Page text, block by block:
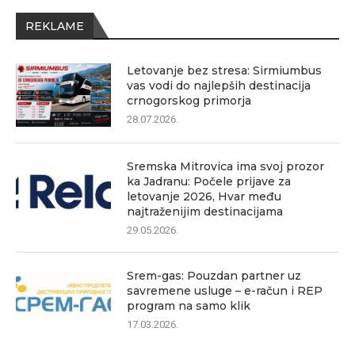
REKLAME
Letovanje bez stresa: Sirmiumbus
vas vodi do najlepših destinacija
crnogorskog primorja
28.07.2026.
Sremska Mitrovica ima svoj prozor
ka Jadranu: Počele prijave za
letovanje 2026, Hvar među
najtraženijim destinacijama
29.05.2026.
Srem-gas: Pouzdan partner uz
savremene usluge – e-račun i REP
program na samo klik
17.03.2026.